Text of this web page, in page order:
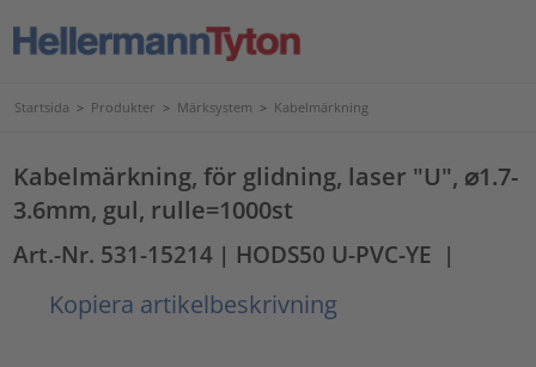
Startsida > Produkter > Märksystem > Kabelmärkning
Kabelmärkning, för glidning, laser "U", ⌀1.7-
3.6mm, gul, rulle=1000st
Art.-Nr. 531-15214 | HODS50 U-PVC-YE |
Kopiera artikelbeskrivning